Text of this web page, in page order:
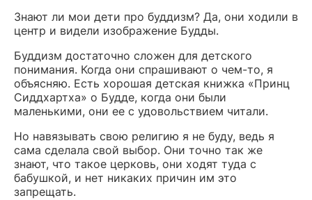
Знают ли мои дети про буддизм? Да, они ходили в
центр и видели изображение Будды.
Буддизм достаточно сложен для детского
понимания. Когда они спрашивают о чем-то, я
объясняю. Есть хорошая детская книжка «Принц
Сиддхартха» о Будде, когда они были
маленькими, они ее с удовольствием читали.
Но навязывать свою религию я не буду, ведь я
сама сделала свой выбор. Они точно так же
знают, что такое церковь, они ходят туда с
бабушкой, и нет никаких причин им это
запрещать.